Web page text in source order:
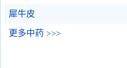
犀牛皮
更多中药 >>>